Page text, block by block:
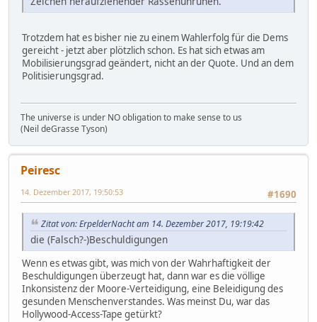
Trotzdem hat es bisher nie zu einem Wahlerfolg für die Dems
gereicht - jetzt aber plötzlich schon. Es hat sich etwas am
Mobilisierungsgrad geändert, nicht an der Quote. Und an dem
Politisierungsgrad.
The universe is under NO obligation to make sense to us
(Neil deGrasse Tyson)
Peiresc
#1690
14. Dezember 2017, 19:50:53
Zitat von: ErpelderNacht am 14. Dezember 2017, 19:19:42
die (Falsch?-)Beschuldigungen
Wenn es etwas gibt, was mich von der Wahrhaftigkeit der
Beschuldigungen überzeugt hat, dann war es die völlige
Inkonsistenz der Moore-Verteidigung, eine Beleidigung des
gesunden Menschenverstandes. Was meinst Du, war das
Hollywood-Access-Tape getürkt?